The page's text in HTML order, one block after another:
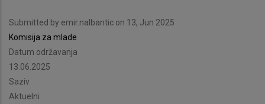
Submitted by emir.nalbantic on 13, Jun 2025
Komisija za mlade
Datum održavanja
13.06.2025
Saziv
Aktuelni